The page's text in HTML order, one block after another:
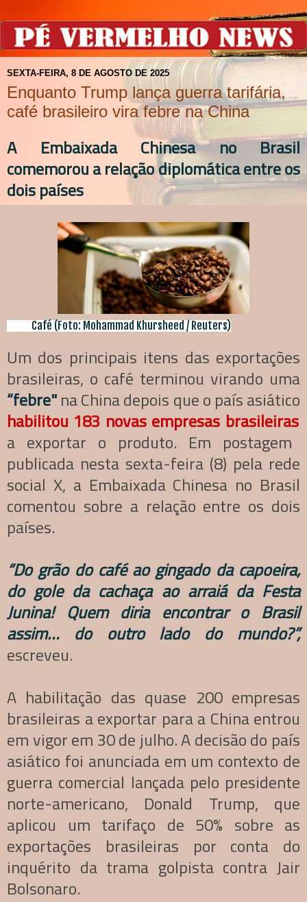
SEXTA-FEIRA, 8 DE AGOSTO DE 2025
Enquanto Trump lança guerra tarifária,
café brasileiro vira febre na China
A Embaixada Chinesa no Brasil
comemorou a relação diplomática entre os
dois países
Café (Foto: Mohammad Khursheed / Reuters)
Um dos principais itens das exportações
brasileiras, o café terminou virando uma
“febre"na China depois que o país asiático
habilitou 183 novas empresas brasileiras
a exportar o produto. Em postagem
publicada nesta sexta-feira (8) pela rede
social X, a Embaixada Chinesa no Brasil
comentou sobre a relação entre os dois
países.
“Do grão do café ao gingado da capoeira,
do gole da cachaça ao arraiá da Festa
Junina! Quem diria encontrar o Brasil
assim… do outro lado do mundo?”,
escreveu.
A habilitação das quase 200 empresas
brasileiras a exportar para a China entrou
em vigor em 30 de julho. A decisão do país
asiático foi anunciada em um contexto de
guerra comercial lançada pelo presidente
norte-americano, Donald Trump, que
aplicou um tarifaço de 50% sobre as
exportações brasileiras por conta do
inquérito da trama golpista contra Jair
Bolsonaro.